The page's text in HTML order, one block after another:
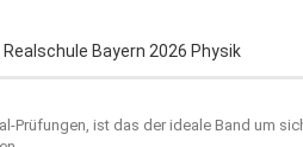
Bayern 2026 Physik
Prüfungen, ist das der ideale Band um